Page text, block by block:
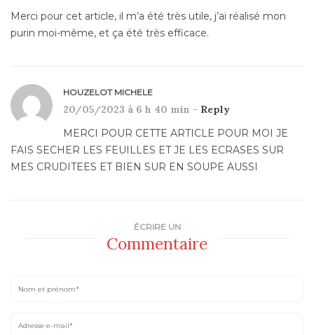
Merci pour cet article, il m’a été très utile, j’ai réalisé mon
purin moi-même, et ça été très efficace.
HOUZELOT MICHELE
20/05/2023 à 6 h 40 min - Reply
MERCI POUR CETTE ARTICLE POUR MOI JE
FAIS SECHER LES FEUILLES ET JE LES ECRASES SUR
MES CRUDITEES ET BIEN SUR EN SOUPE AUSSI
ÉCRIRE UN
Commentaire